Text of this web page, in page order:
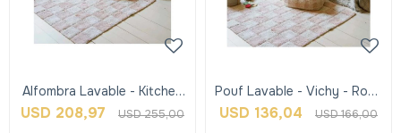
Alfombra Lavable - Kitchen
Tiles - Rosa - Lorena Canals
USD 208,97 USD255,00
Pouf Lavable - Vichy - Rosa
- Lorena Canals
USD 136,04 USD166,00